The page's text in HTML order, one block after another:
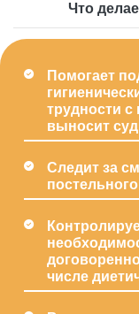
Что
Помогает
трудности с
выносит
Следит за
числе